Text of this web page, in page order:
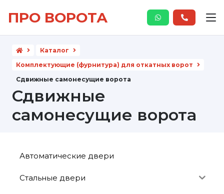
ПРО ВОРОТА
Каталог
Комплектующие (фурнитура) для откатных ворот
Сдвижные самонесущие ворота
Сдвижные
самонесущие ворота
Автоматические двери
Стальные двери